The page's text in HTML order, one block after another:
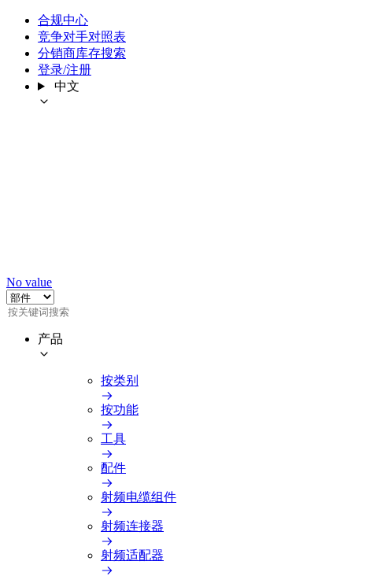
合规中心
竞争对手对照表
分销商库存搜索
登录/注册
中文
No value
产品
按类别
按功能
工具
配件
射频电缆组件
射频连接器
射频适配器